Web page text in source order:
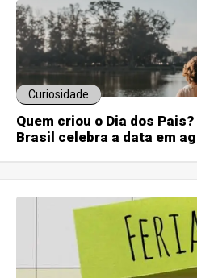
Curiosidade
Quem criou o Dia dos
Brasil celebra a data em